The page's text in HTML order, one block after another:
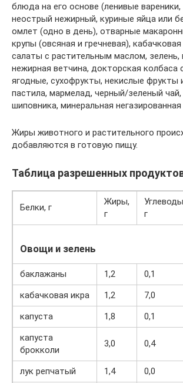
блюда на его основе (ленивые вареники,
неострый нежирный, куриные яйца или
омлет (одно в день), отварные
крупы (овсяная и гречневая),
салаты с растительным маслом, зелень,
нежирная ветчина, докторская колбаса
ягодные, сухофрукты, некислые фрукты
пастила, мармелад, черный/зеленый чай,
шиповника, минеральная
Жиры животного и растительного
добавляются в готовую пищу.
Таблица разрешенных
Белки, г
Жиры,
г
г
Овощи и зелень
баклажаны 1,2 0,1
кабачковая икра
1,2 7,0
капуста
1,8 0,1
капуста
брокколи
3,0 0,4
лук репчатый 1,4 0,0